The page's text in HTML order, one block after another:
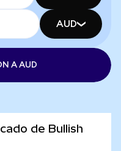
AUD
A AUD
de Bullish